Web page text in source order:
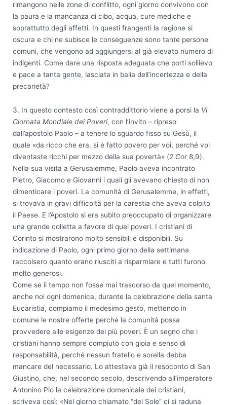
rimangono nelle zone di conflitto, ogni giorno convivono con
la paura e la mancanza di cibo, acqua, cure mediche e
soprattutto degli affetti. In questi frangenti la ragione si
oscura e chi ne subisce le conseguenze sono tante persone
comuni, che vengono ad aggiungersi al già elevato numero di
indigenti. Come dare una risposta adeguata che porti sollievo
e pace a tanta gente, lasciata in balia dell’incertezza e della
precarietà?
3. In questo contesto così contraddittorio viene a porsi la VI
Giornata Mondiale dei Poveri, con l’invito – ripreso
dall’apostolo Paolo – a tenere lo sguardo fisso su Gesù, il
quale «da ricco che era, si è fatto povero per voi, perché voi
diventaste ricchi per mezzo della sua povertà» (2 Cor8,9).
Nella sua visita a Gerusalemme, Paolo aveva incontrato
Pietro, Giacomo e Giovanni i quali gli avevano chiesto di non
dimenticare i poveri. La comunità di Gerusalemme, in effetti,
si trovava in gravi difficoltà per la carestia che aveva colpito
il Paese. E l’Apostolo si era subito preoccupato di organizzare
una grande colletta a favore di quei poveri. I cristiani di
Corinto si mostrarono molto sensibili e disponibili. Su
indicazione di Paolo, ogni primo giorno della settimana
raccolsero quanto erano riusciti a risparmiare e tutti furono
molto generosi.
Come se il tempo non fosse mai trascorso da quel momento,
anche noi ogni domenica, durante la celebrazione della santa
Eucaristia, compiamo il medesimo gesto, mettendo in
comune le nostre offerte perché la comunità possa
provvedere alle esigenze dei più poveri. È un segno che i
cristiani hanno sempre compiuto con gioia e senso di
responsabilità, perché nessun fratello e sorella debba
mancare del necessario. Lo attestava già il resoconto di San
Giustino, che, nel secondo secolo, descrivendo all’imperatore
Antonino Pio la celebrazione domenicale dei cristiani,
scriveva così: «Nel giorno chiamato “del Sole” ci si raduna